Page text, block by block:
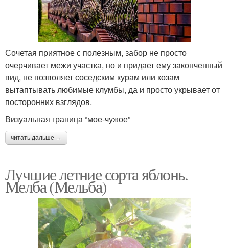
Сочетая приятное с полезным, забор не просто
очерчивает межи участка, но и придает ему законченный
вид, не позволяет соседским курам или козам
вытаптывать любимые клумбы, да и просто укрывает от
посторонних взглядов.
Визуальная граница “мое-чужое”
читать дальше →
Лучшие летние сорта яблонь.
Мелба (Мельба)